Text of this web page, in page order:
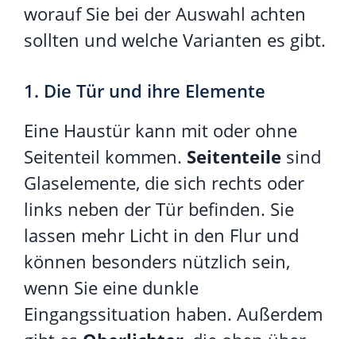
worauf Sie bei der Auswahl achten
sollten und welche Varianten es gibt.
1. Die Tür und ihre Elemente
Eine Haustür kann mit oder ohne
Seitenteil kommen. Seitenteile sind
Glaselemente, die sich rechts oder
links neben der Tür befinden. Sie
lassen mehr Licht in den Flur und
können besonders nützlich sein,
wenn Sie eine dunkle
Eingangssituation haben. Außerdem